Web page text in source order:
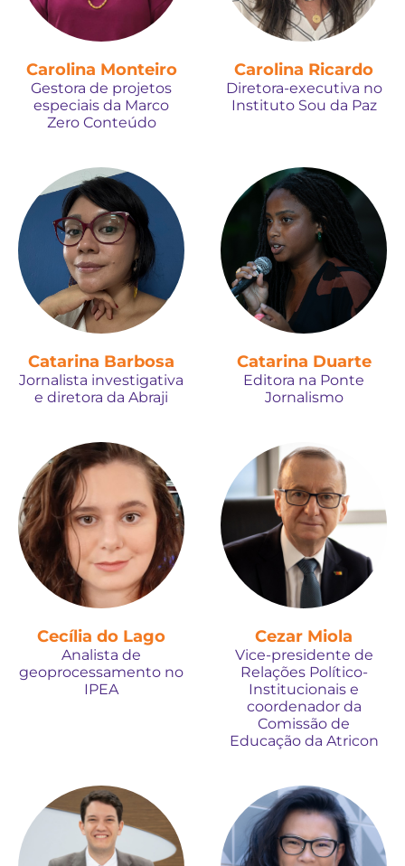
Carolina Monteiro
Gestora de projetos
especiais da Marco
Zero Conteúdo
Carolina Ricardo
Diretora-executiva no
Instituto Sou da Paz
Catarina Barbosa
Jornalista investigativa
e diretora da Abraji
Catarina Duarte
Editora na Ponte
Jornalismo
Cecília do Lago
Analista de
geoprocessamento no
IPEA
Cezar Miola
Vice-presidente de
Relações Político-
Institucionais e
coordenador da
Comissão de
Educação da Atricon